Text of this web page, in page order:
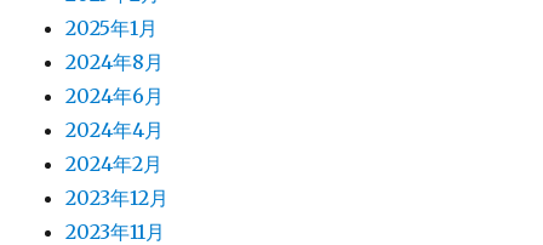
2025年1月
2024年8月
2024年6月
2024年4月
2024年2月
2023年12月
2023年11月